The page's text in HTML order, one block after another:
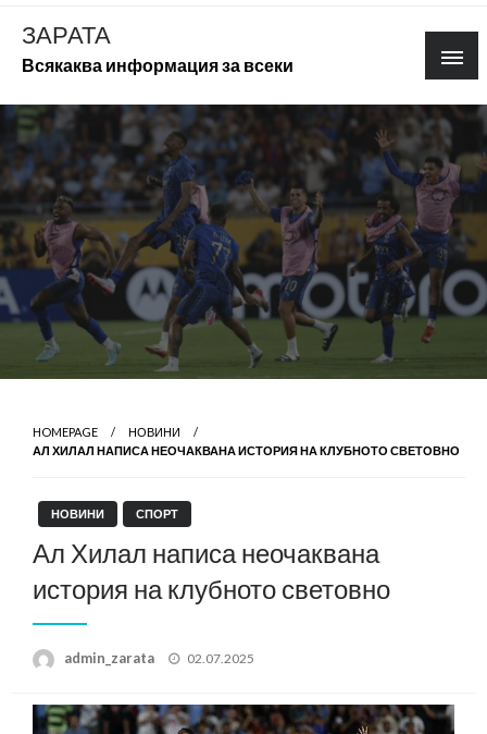
Skip
content
ЗАРАТА
Всякаква информация за всеки
HOMEPAGE
НОВИНИ
АЛ ХИЛАЛ НАПИСА НЕОЧАКВАНА ИСТОРИЯ НА КЛУБНОТО СВЕТОВНО
НОВИНИ СПОРТ
Ал Хилал написа неочаквана
история на клубното световно
admin_zarata
Posted
02.07.2025